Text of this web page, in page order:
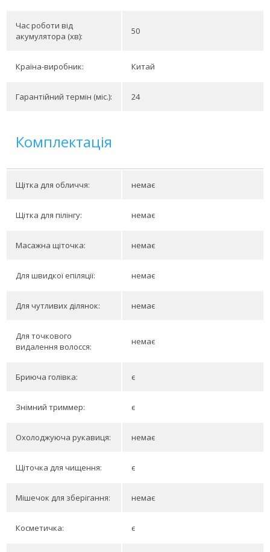
Час роботи від
акумулятора (хв):
50
Країна-виробник: Китай
Гарантійний термін (міс.): 24
Комплектація
Щітка для обличчя: немає
Щітка для пілінгу: немає
Масажна щіточка: немає
Для швидкої епіляції: немає
Для чутливих ділянок: немає
Для точкового
видалення волосся:
немає
Бриюча голівка: є
Знімний триммер: є
Охолоджуюча рукавиця: немає
Щіточка для чищення: є
Мішечок для зберігання: немає
Косметичка: є